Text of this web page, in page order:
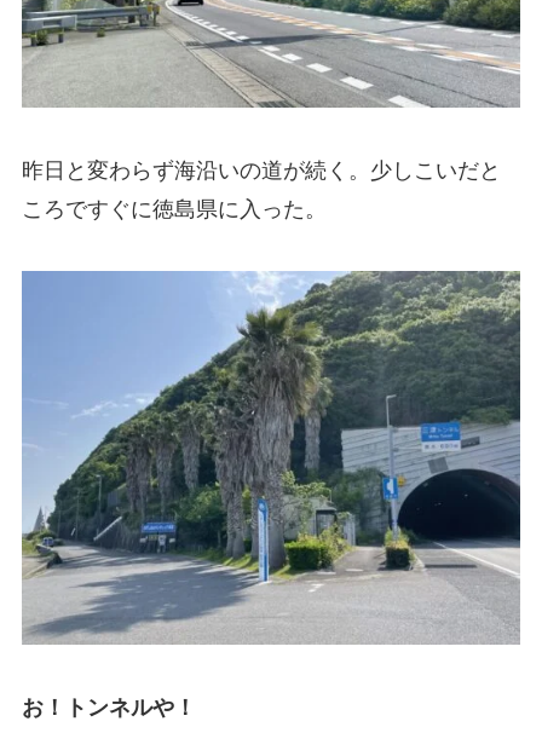
昨日と変わらず海沿いの道が続く。少しこいだと
ころですぐに徳島県に入った。
お！トンネルや！